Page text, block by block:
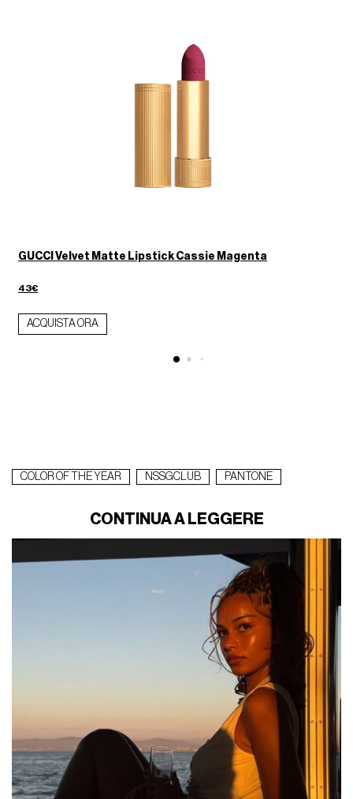
GUCCI Velvet Matte Lipstick Cassie Magenta
43€
ACQUISTA ORA
COLOR OF THE YEAR NSSGCLUB PANTONE
CONTINUA A LEGGERE